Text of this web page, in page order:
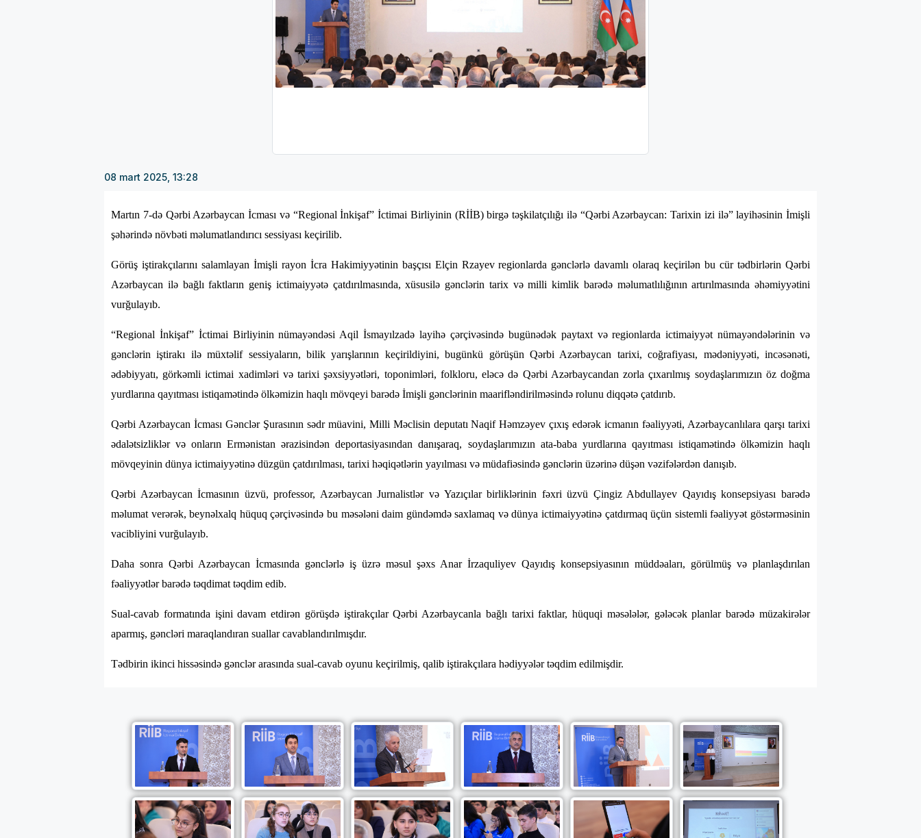
08 mart 2025, 13:28
Martın 7-də Qərbi Azərbaycan İcması və “Regional İnkişaf” İctimai Birliyinin (RİİB) birgə təşkilatçılığı ilə “Qərbi Azərbaycan: Tarixin izi ilə” layihəsinin İmişli
şəhərində növbəti məlumatlandırıcı sessiyası keçirilib.
Görüş iştirakçılarını salamlayan İmişli rayon İcra Hakimiyyətinin başçısı Elçin Rzayev regionlarda gənclərlə davamlı olaraq keçirilən bu cür tədbirlərin Qərbi
Azərbaycan ilə bağlı faktların geniş ictimaiyyətə çatdırılmasında, xüsusilə gənclərin tarix və milli kimlik barədə məlumatlılığının artırılmasında əhəmiyyətini
vurğulayıb.
“Regional İnkişaf” İctimai Birliyinin nümayəndəsi Aqil İsmayılzadə layihə çərçivəsində bugünədək paytaxt və regionlarda ictimaiyyət nümayəndələrinin və
gənclərin iştirakı ilə müxtəlif sessiyaların, bilik yarışlarının keçirildiyini, bugünkü görüşün Qərbi Azərbaycan tarixi, coğrafiyası, mədəniyyəti, incəsənəti,
ədəbiyyatı, görkəmli ictimai xadimləri və tarixi şəxsiyyətləri, toponimləri, folkloru, eləcə də Qərbi Azərbaycandan zorla çıxarılmış soydaşlarımızın öz doğma
yurdlarına qayıtması istiqamətində ölkəmizin haqlı mövqeyi barədə İmişli gənclərinin maarifləndirilməsində rolunu diqqətə çatdırıb.
Qərbi Azərbaycan İcması Gənclər Şurasının sədr müavini, Milli Məclisin deputatı Naqif Həmzəyev çıxış edərək icmanın fəaliyyəti, Azərbaycanlılara qarşı tarixi
ədalətsizliklər və onların Ermənistan ərazisindən deportasiyasından danışaraq, soydaşlarımızın ata-baba yurdlarına qayıtması istiqamətində ölkəmizin haqlı
mövqeyinin dünya ictimaiyyətinə düzgün çatdırılması, tarixi həqiqətlərin yayılması və müdafiəsində gənclərin üzərinə düşən vəzifələrdən danışıb.
Qərbi Azərbaycan İcmasının üzvü, professor, Azərbaycan Jurnalistlər və Yazıçılar birliklərinin fəxri üzvü Çingiz Abdullayev Qayıdış konsepsiyası barədə
məlumat verərək, beynəlxalq hüquq çərçivəsində bu məsələni daim gündəmdə saxlamaq və dünya ictimaiyyətinə çatdırmaq üçün sistemli fəaliyyət göstərməsinin
vacibliyini vurğulayıb.
Daha sonra Qərbi Azərbaycan İcmasında gənclərlə iş üzrə məsul şəxs Anar İrzaquliyev Qayıdış konsepsiyasının müddəaları, görülmüş və planlaşdırılan
fəaliyyətlər barədə təqdimat təqdim edib.
Sual-cavab formatında işini davam etdirən görüşdə iştirakçılar Qərbi Azərbaycanla bağlı tarixi faktlar, hüquqi məsələlər, gələcək planlar barədə müzakirələr
aparmış, gəncləri maraqlandıran suallar cavablandırılmışdır.
Tədbirin ikinci hissəsində gənclər arasında sual-cavab oyunu keçirilmiş, qalib iştirakçılara hədiyyələr təqdim edilmişdir.